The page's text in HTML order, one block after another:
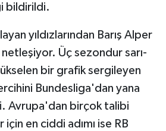
bildirildi.
yıldızlarından Barış Alper
netleşiyor. Üç sezondur sarı-
bir grafik sergileyen
Bundesliga'dan yana
Avrupa'dan birçok talibi
için en ciddi adımı ise RB